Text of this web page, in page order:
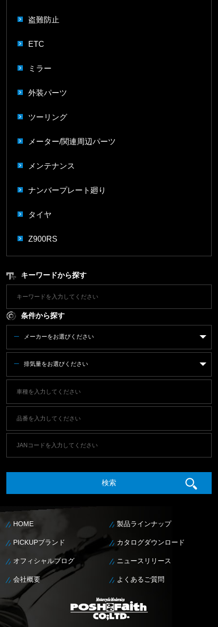
盗難防止
ETC
ミラー
外装パーツ
ツーリング
メーター/関連周辺パーツ
メンテナンス
ナンバープレート廻り
タイヤ
Z900RS
キーワードから探す
条件から探す
メーカーをお選びください
排気量をお選びください
HOME 製品ラインナップ
PICKUPブランド カタログダウンロード
オフィシャルブログ ニュースリリース
会社概要 よくあるご質問